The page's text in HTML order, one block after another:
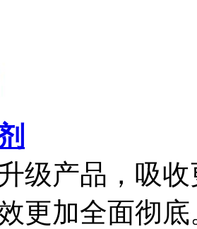
级产品，吸收
更加全面彻